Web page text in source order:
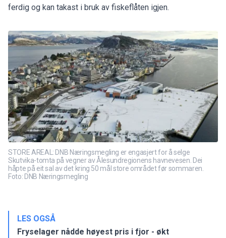
ferdig og kan takast i bruk av fiskeflåten igjen.
STORE AREAL: DNB Næringsmegling er engasjert for å selge
Skutvika-tomta på vegner av Ålesundregionens havnevesen. Dei
håpte på eit sal av det kring 50 mål store området før sommaren.
Foto: DNB Næringsmegling
LES OGSÅ
Fryselager nådde høyest pris i fjor - økt